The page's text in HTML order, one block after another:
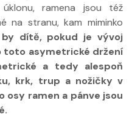
ramena jsou též
na stranu, kam miminko
dítě, pokud je vývoj
toto asymetrické držení
a tedy alespoň
krk, trup a nožičky v
osy ramen a pánve jsou